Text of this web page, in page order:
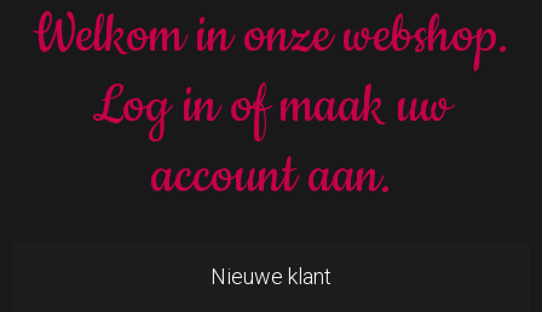
Welkom in onze webshop.
Log in of maak uw
account aan.
Nieuwe klant